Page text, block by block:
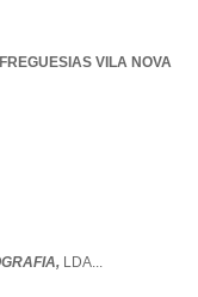
VILA NOVA
LDA...